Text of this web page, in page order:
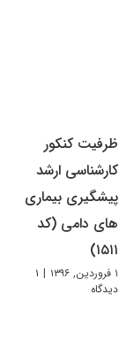
ظرفیت کنکور
کارشناسی ارشد
پیشگیری بیماری
های دامی (کد
۱۵۱۱)
۱ فروردین, ۱۳۹۶ | ۱
دیدگاه